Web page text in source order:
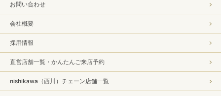
お問い合わせ
会社概要
採用情報
直営店舗一覧・かんたんご来店予約
nishikawa（西川）チェーン店舗一覧